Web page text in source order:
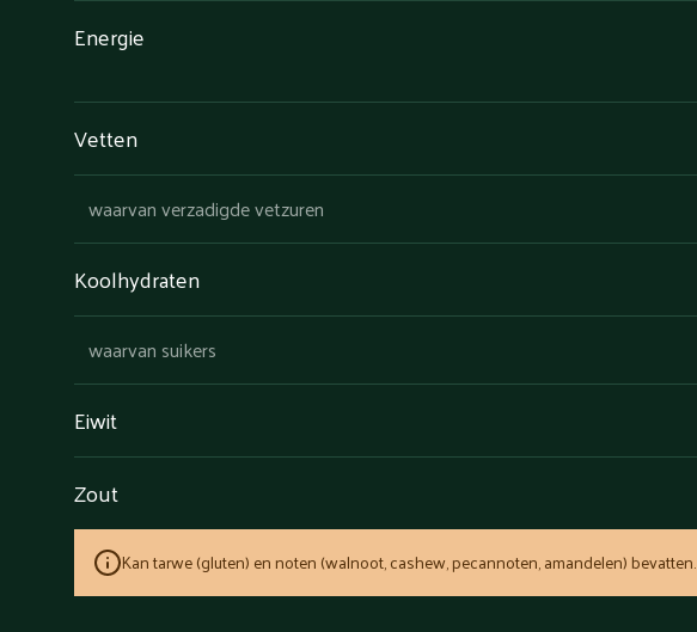
Energie
Vetten
waarvan verzadigde vetzuren
Koolhydraten
waarvan suikers
Eiwit
Zout
Kan tarwe (gluten) en noten (walnoot, cashew, pecannoten, amandelen) bevatten.